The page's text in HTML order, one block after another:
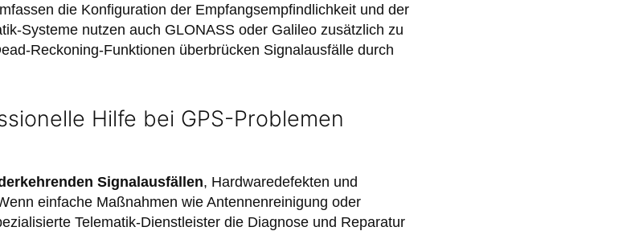
die Konfiguration der Empfangsempfindlichkeit und der
Systeme nutzen auch GLONASS oder Galileo zusätzlich zu
Reckoning-Funktionen überbrücken Signalausfälle durch
Hilfe bei GPS-Problemen
Signalausfällen, Hardwaredefekten und
einfache Maßnahmen wie Antennenreinigung oder
Telematik-Dienstleister die Diagnose und Reparatur